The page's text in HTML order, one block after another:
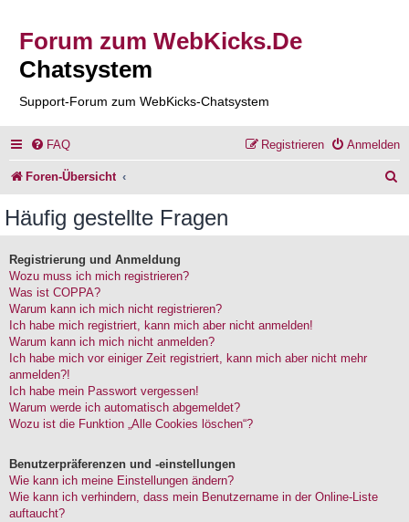
Forum zum WebKicks.De
Chatsystem
Support-Forum zum WebKicks-Chatsystem
FAQ Anmelden
Registrieren
Foren-Übersicht
Häufig gestellte Fragen
Registrierung und Anmeldung
Wozu muss ich mich registrieren?
Was ist COPPA?
Warum kann ich mich nicht registrieren?
Ich habe mich registriert, kann mich aber nicht anmelden!
Warum kann ich mich nicht anmelden?
Ich habe mich vor einiger Zeit registriert, kann mich aber nicht mehr
anmelden?!
Ich habe mein Passwort vergessen!
Warum werde ich automatisch abgemeldet?
Wozu ist die Funktion „Alle Cookies löschen“?
Benutzerpräferenzen und -einstellungen
Wie kann ich meine Einstellungen ändern?
Wie kann ich verhindern, dass mein Benutzername in der Online-Liste
auftaucht?